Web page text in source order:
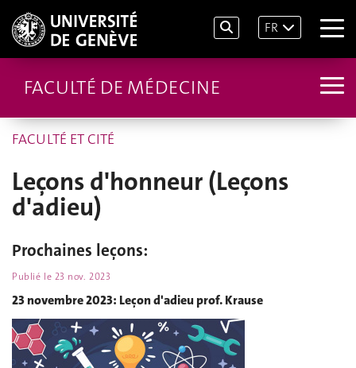
FR
FACULTÉ DE MÉDECINE
FACULTÉ ET CITÉ
Leçons d'honneur (Leçons
d'adieu)
Prochaines leçons:
Publié le 23 nov. 2023
23 novembre 2023: Leçon d'adieu prof. Krause